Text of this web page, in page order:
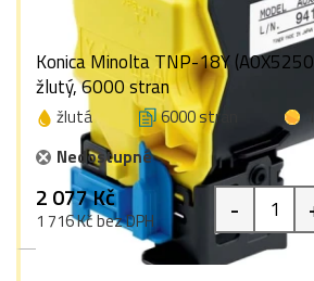
Konica Minolta TNP-18Y
žlutý, 6000 stran
žlutá 6000 stran
Nedostupné
2 077 Kč
1 716 Kč bez DPH -